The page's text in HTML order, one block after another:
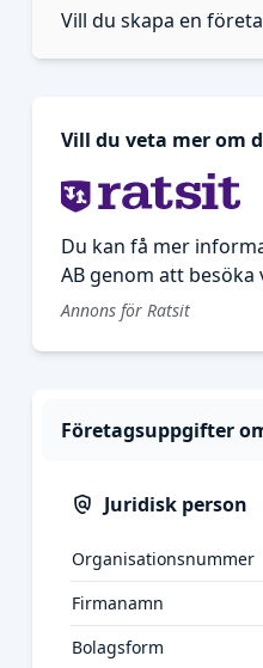
Vill du skapa en
Vill du veta mer om
Du kan få mer
AB genom att
Annons för Ratsit
Företagsuppgifter
Juridisk person
Organisationsnummer
Firmanamn
Bolagsform